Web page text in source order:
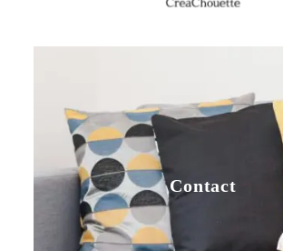
Contact